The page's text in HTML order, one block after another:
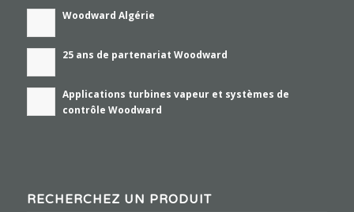
Woodward Algérie
25 ans de partenariat Woodward
Applications turbines vapeur et systèmes de
contrôle Woodward
RECHERCHEZ UN PRODUIT